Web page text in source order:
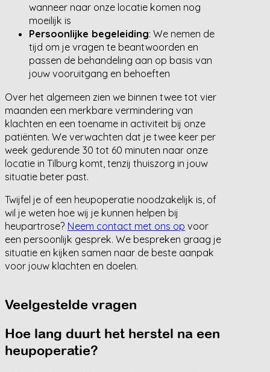
wanneer naar onze locatie komen nog
moeilijk is
Persoonlijke begeleiding: We nemen de
tijd om je vragen te beantwoorden en
passen de behandeling aan op basis van
jouw vooruitgang en behoeften
Over het algemeen zien we binnen twee tot vier
maanden een merkbare vermindering van
klachten en een toename in activiteit bij onze
patiënten. We verwachten dat je twee keer per
week gedurende 30 tot 60 minuten naar onze
locatie in Tilburg komt, tenzij thuiszorg in jouw
situatie beter past.
Twijfel je of een heupoperatie noodzakelijk is, of
wil je weten hoe wij je kunnen helpen bij
heupartrose? Neem contact met ons op voor
een persoonlijk gesprek. We bespreken graag je
situatie en kijken samen naar de beste aanpak
voor jouw klachten en doelen.
Veelgestelde vragen
Hoe lang duurt het herstel na een
heupoperatie?